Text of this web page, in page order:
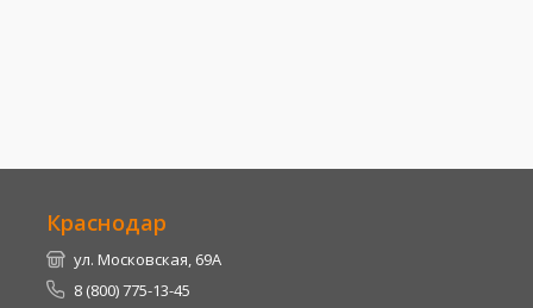
Краснодар
ул. Московская, 69А
8 (800) 775-13-45